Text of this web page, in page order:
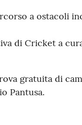
a ostacoli
di Cricket a
gratuita di
Pantusa.